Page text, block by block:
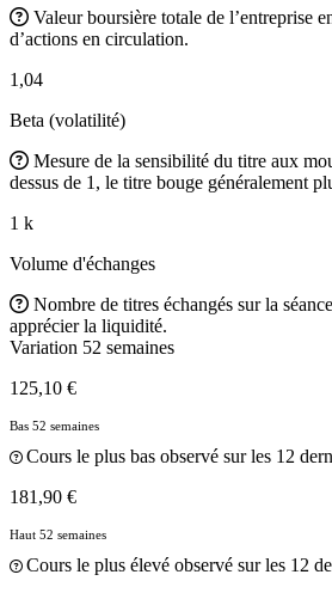
Valeur boursière totale de l’entreprise
d’actions en circulation.
1,04
Beta (volatilité)
Mesure de la sensibilité du titre aux
dessus de 1, le titre bouge généralement
1 k
Volume d'échanges
Nombre de titres échangés sur la
apprécier la liquidité.
Variation 52 semaines
125,10 €
Bas 52 semaines
Cours le plus bas observé sur les 12
181,90 €
Haut 52 semaines
Cours le plus élevé observé sur les 12